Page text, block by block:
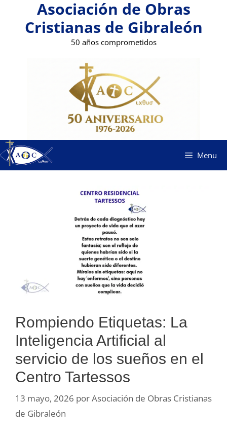
contenido
Asociación de Obras
Cristianas de Gibraleón
50 años comprometidos
Menu
Rompiendo Etiquetas: La
Inteligencia Artificial al
servicio de los sueños en el
Centro Tartessos
13 mayo, 2026 porAsociación de Obras Cristianas
de Gibraleón